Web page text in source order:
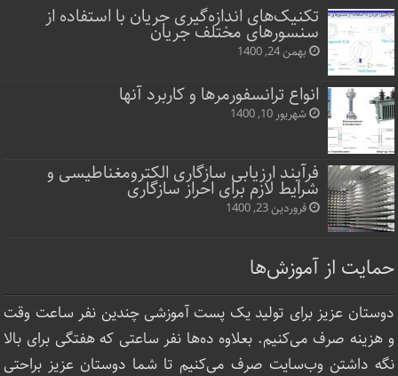
تکنیک‌های اندازه‌گیری جریان با استفاده از
سنسورهای مختلف جریان
بهمن 24, 1400
انواع ترانسفورمرها و کاربرد آنها
شهریور 10, 1400
فرآیند ارزیابی سازگاری الکترومغناطیسی و
شرایط لازم برای احراز سازگاری
فروردین 23, 1400
حمایت از آموزش‌ها
دوستان عزیز برای تولید یک پست آموزشی چندین نفر ساعت‌ وقت
و هزینه صرف می‌کنیم. بعلاوه ده‌ها نفر ساعتی که هفتگی برای بالا
نگه داشتن وب‌سایت صرف ‌می‌کنیم تا شما دوستان عزیز براحتی